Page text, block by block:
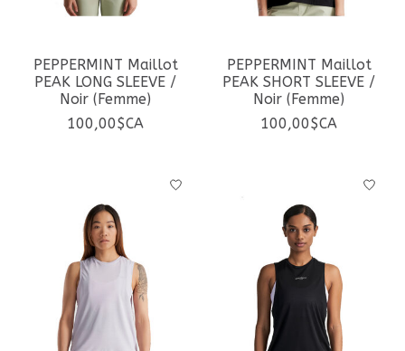
PEPPERMINT Maillot
PEAK LONG SLEEVE /
Noir (Femme)
100,00$CA
PEPPERMINT Maillot
PEAK SHORT SLEEVE /
Noir (Femme)
100,00$CA